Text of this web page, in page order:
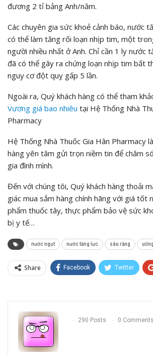
đương 2 tỉ bảng Anh/năm.
Các chuyên gia sức khoẻ cảnh báo, nước
có thể làm tăng rối loạn nhịp tim, một
người nhiều nhất ở Anh. Chỉ cần 1 ly nước
đã có thể gây ra chứng loạn nhịp tim bất
nguy cơ đột quỵ gấp 5 lần.
Ngoài ra, Quý khách hàng có thể tham
Vương giá bao nhiêu tại Hệ Thống Nhà
Pharmacy
Hệ Thống Nhà Thuốc Gia Hân Pharmacy
hàng yên tâm gửi trọn niềm tin để chăm
gia đình mình.
Đến với chúng tôi, Quý khách hàng thoải
giác mua sắm hàng chính hãng với giá tốt
phẩm thuốc tây, thực phẩm bảo vệ sức
bị y tế…
nước ngọt nước tăng lực sâu răng
Share Facebook Twitter
290 Posts 0 Comments